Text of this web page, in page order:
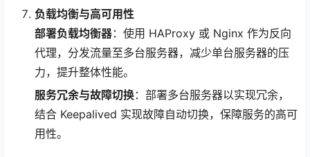
负载均衡与高可用性
部署负载均衡器：使用 HAProxy 或 Nginx 作为反向
代理，分发流量至多台服务器，减少单台服务器的压
力，提升整体性能。
服务冗余与故障切换：部署多台服务器以实现冗余，
结合 Keepalived 实现故障自动切换，保障服务的高可
用性。